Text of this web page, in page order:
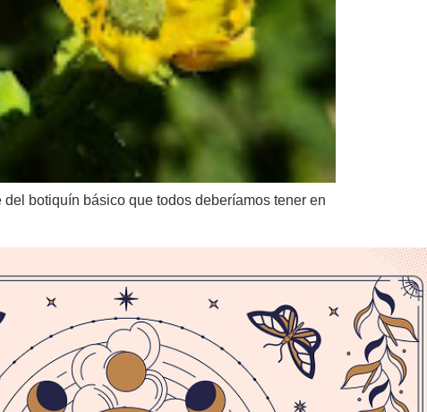
botiquín básico que todos deberíamos tener en